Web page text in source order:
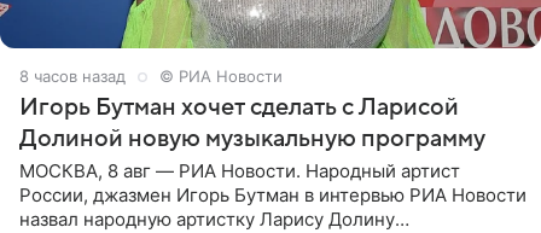
8 часов назад © РИА Новости
Игорь Бутман хочет сделать с Ларисой
Долиной новую музыкальную программу
МОСКВА, 8 авг — РИА Новости. Народный артист
России, джазмен Игорь Бутман в интервью РИА Новости
назвал народную артистку Ларису Долину